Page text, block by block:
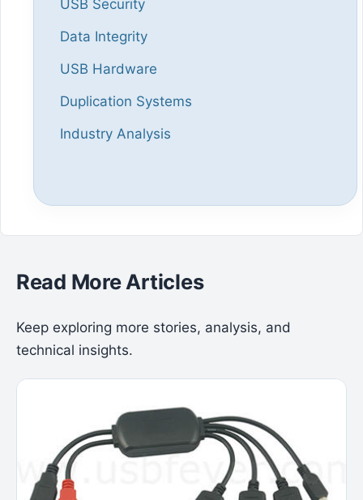
USB Security
Data Integrity
USB Hardware
Duplication Systems
Industry Analysis
Read More Articles
Keep exploring more stories, analysis, and
technical insights.